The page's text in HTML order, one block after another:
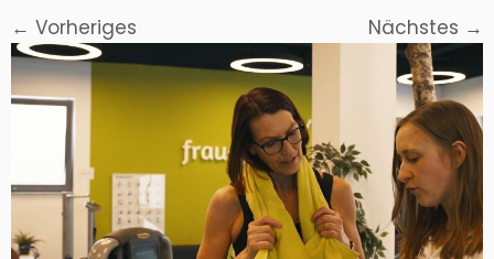
← Vorheriges Nächstes →